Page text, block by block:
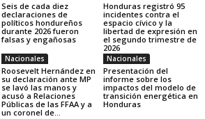
Seis de cada diez
declaraciones de
políticos hondureños
durante 2026 fueron
falsas y engañosas
Honduras registró 95
incidentes contra el
espacio cívico y la
libertad de expresión en
el segundo trimestre de
2026
Nacionales
Roosevelt Hernández en
su declaración ante MP
se lavó las manos y
acusó a Relaciones
Públicas de las FFAA y a
un coronel de...
Nacionales
Presentación del
informe sobre los
impactos del modelo de
transición energética en
Honduras